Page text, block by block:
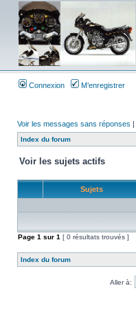
Connexion M’enregistrer
Voir les messages sans réponses |
Index du forum
Voir les sujets actifs
Sujets
Page 1 sur 1 [ 0 résultats trouvés ]
Index du forum
Aller à: